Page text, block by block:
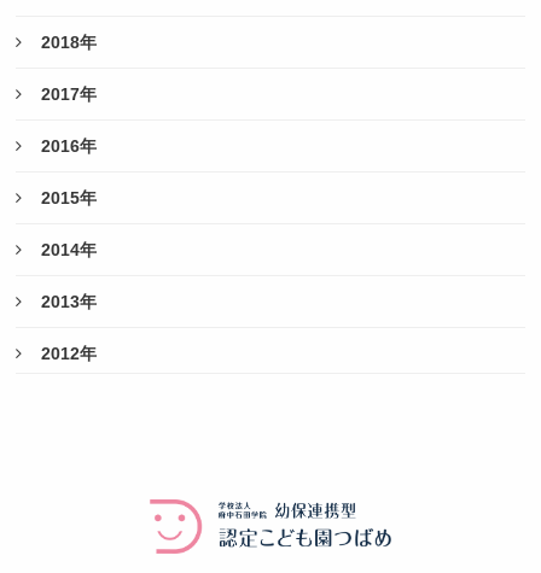
2018年
2017年
2016年
2015年
2014年
2013年
2012年